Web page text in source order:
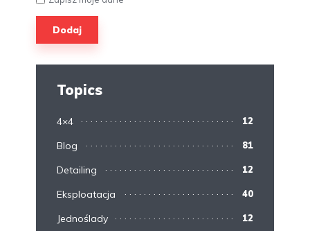
Topics
4×4 12
Blog 81
Detailing 12
Eksploatacja 40
Jednoślady 12